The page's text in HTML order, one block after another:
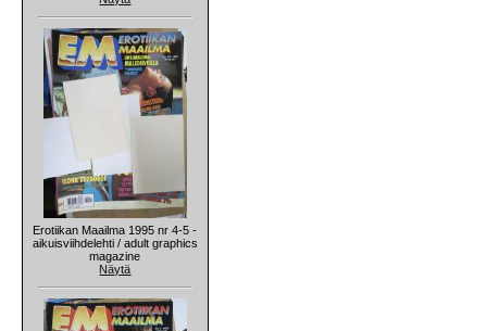
Erotiikan Maailma 1995 nr 4-5 -
aikuisviihdelehti / adult graphics
magazine
Näytä